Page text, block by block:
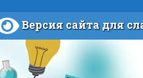
Версия сайта для